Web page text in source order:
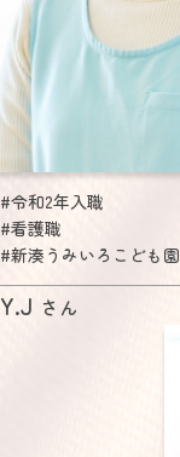
#令和2年入職
#看護職
#新湊うみいろこども園
Y.J さん